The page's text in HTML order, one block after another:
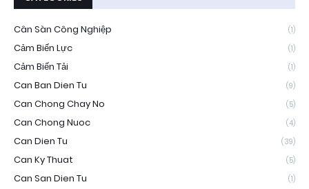
Cân Sàn Công Nghiệp (1)
Cảm Biến Lực (1)
Cảm Biến Tải (1)
Can Ban Dien Tu (9)
Can Chong Chay No (5)
Can Chong Nuoc (4)
Can Dien Tu (39)
Can Ky Thuat (5)
Can San Dien Tu (1)